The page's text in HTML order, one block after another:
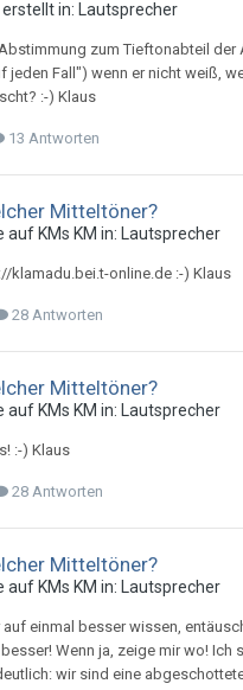
erstellt in: Lautsprecher
zum Tieftonabteil der
jeden Fall") wenn er nicht weiß,
:-) Klaus
13 Antworten
Mitteltöner?
auf KMs KM in: Lautsprecher
klamadu.bei.t-online.de :-) Klaus
28 Antworten
Mitteltöner?
auf KMs KM in: Lautsprecher
:-) Klaus
28 Antworten
Mitteltöner?
auf KMs KM in: Lautsprecher
auf einmal besser wissen,
Wenn ja, zeige mir wo!
wir sind eine